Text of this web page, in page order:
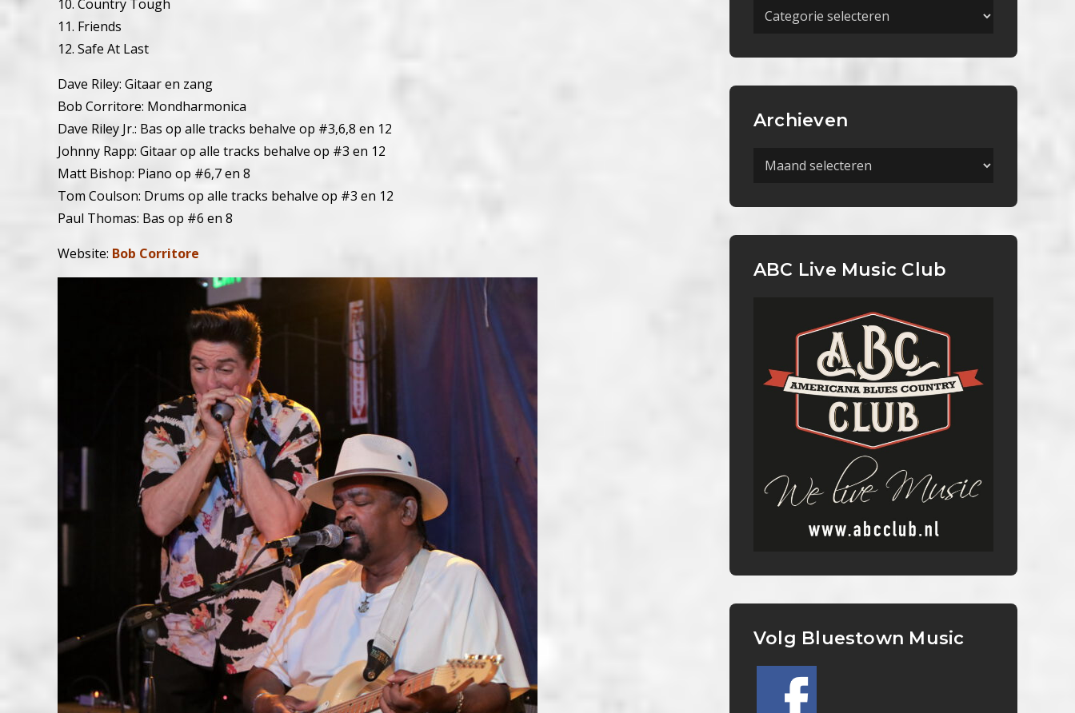
10. Country Tough
11. Friends
12. Safe At Last
Dave Riley: Gitaar en zang
Bob Corritore: Mondharmonica
Dave Riley Jr.: Bas op alle tracks behalve op #3,6,8 en 12
Johnny Rapp: Gitaar op alle tracks behalve op #3 en 12
Matt Bishop: Piano op #6,7 en 8
Tom Coulson: Drums op alle tracks behalve op #3 en 12
Paul Thomas: Bas op #6 en 8
Website: Bob Corritore
Meer
Archieven
Archieven
ABC Live Music Club
Volg Bluestown Music